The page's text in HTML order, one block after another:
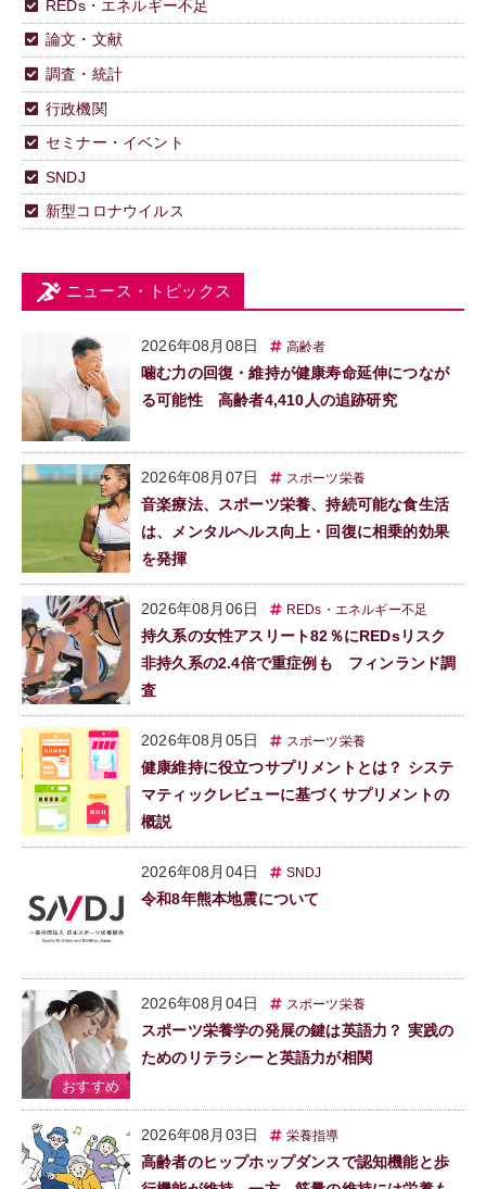
REDs・エネルギー不足
論文・文献
調査・統計
行政機関
セミナー・イベント
SNDJ
新型コロナウイルス
ニュース・トピックス
2026年08月08日 高齢者
噛む力の回復・維持が健康寿命延伸につなが
る可能性 高齢者4,410人の追跡研究
2026年08月07日 スポーツ栄養
音楽療法、スポーツ栄養、持続可能な食生活
は、メンタルヘルス向上・回復に相乗的効果
を発揮
2026年08月06日 REDs・エネルギー不足
持久系の女性アスリート82％にREDsリスク
非持久系の2.4倍で重症例も フィンランド調
査
2026年08月05日 スポーツ栄養
健康維持に役立つサプリメントとは？ システ
マティックレビューに基づくサプリメントの
概説
2026年08月04日 SNDJ
令和8年熊本地震について
2026年08月04日 スポーツ栄養
スポーツ栄養学の発展の鍵は英語力？ 実践の
ためのリテラシーと英語力が相関
2026年08月03日 栄養指導
高齢者のヒップホップダンスで認知機能と歩